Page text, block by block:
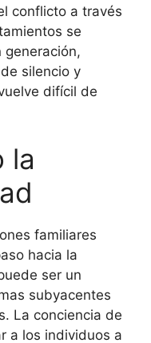
conflicto a través
se
generación,
silencio y
difícil de
la
familiares
hacia la
ser un
subyacentes
La conciencia de
a los individuos a